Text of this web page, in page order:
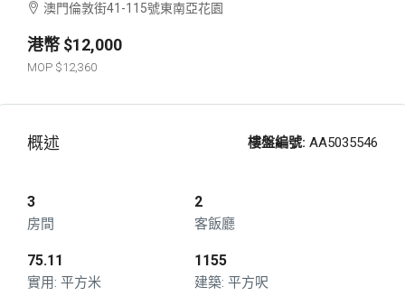
澳門倫敦街41-115號東南亞花園
$12,000
$12,360
概述 樓盤編號: AA5035546
3
房間
2
客飯廳
75.11
平方米
1155
平方呎